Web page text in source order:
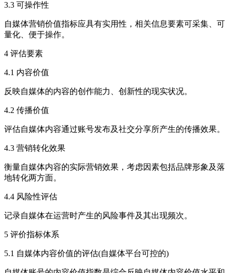
3.3 可操作性
自媒体营销价值指标应具有实用性，相关信息要素可采集、可
量化、便于操作。
4 评估要素
4.1 内容价值
反映自媒体的内容的创作能力、创新性的现实状况。
4.2 传播价值
评估自媒体内容通过账号发布及社交分享所产生的传播效果。
4.3 营销转化效果
衡量自媒体内容的实际营销效果，考虑因素包括品牌形象及落
地转化两方面。
4.4 风险性评估
记录自媒体在运营时产生的风险事件及其出现频次。
5 评价指标体系
5.1 自媒体内容价值的评估(自媒体平台可控的)